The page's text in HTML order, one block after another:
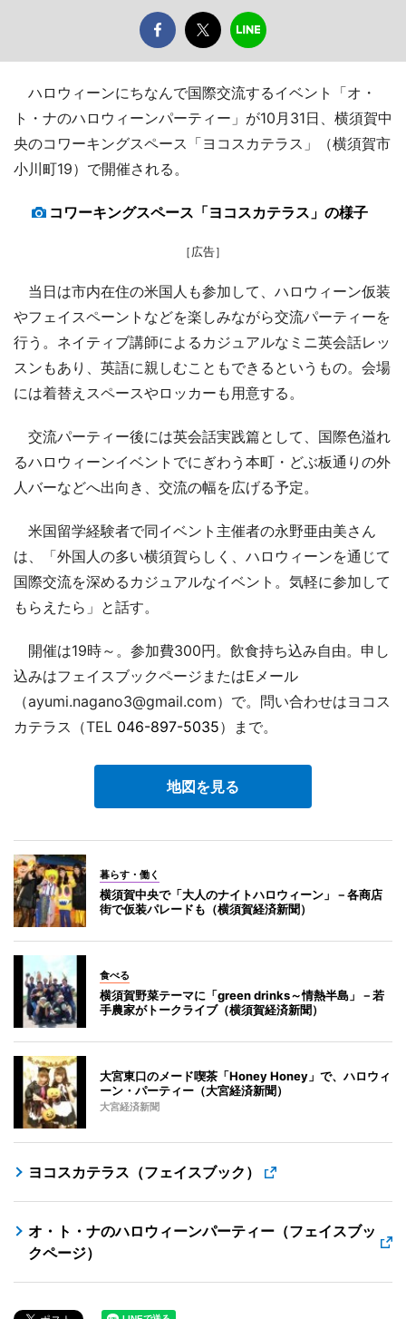
ハロウィーンにちなんで国際交流するイベント「オ・
ト・ナのハロウィーンパーティー」が10月31日、横須賀中
央のコワーキングスペース「ヨコスカテラス」（横須賀市
小川町19）で開催される。
コワーキングスペース「ヨコスカテラス」の様子
［広告］
当日は市内在住の米国人も参加して、ハロウィーン仮装
やフェイスペーントなどを楽しみながら交流パーティーを
行う。ネイティブ講師によるカジュアルなミニ英会話レッ
スンもあり、英語に親しむこともできるというもの。会場
には着替えスペースやロッカーも用意する。
交流パーティー後には英会話実践篇として、国際色溢れ
るハロウィーンイベントでにぎわう本町・どぶ板通りの外
人バーなどへ出向き、交流の幅を広げる予定。
米国留学経験者で同イベント主催者の永野亜由美さん
は、「外国人の多い横須賀らしく、ハロウィーンを通じて
国際交流を深めるカジュアルなイベント。気軽に参加して
もらえたら」と話す。
開催は19時～。参加費300円。飲食持ち込み自由。申し
込みはフェイスブックページまたはEメール
（ayumi.nagano3@gmail.com）で。問い合わせはヨコス
カテラス（TEL 046-897-5035）まで。
地図を見る
暮らす・働く
横須賀中央で「大人のナイトハロウィーン」－各商店
街で仮装パレードも（横須賀経済新聞）
食べる
横須賀野菜テーマに「green drinks～情熱半島」－若
手農家がトークライブ（横須賀経済新聞）
大宮東口のメード喫茶「Honey Honey」で、ハロウィ
ーン・パーティー（大宮経済新聞）
大宮経済新聞
ヨコスカテラス（フェイスブック）
オ・ト・ナのハロウィーンパーティー（フェイスブッ
クページ）